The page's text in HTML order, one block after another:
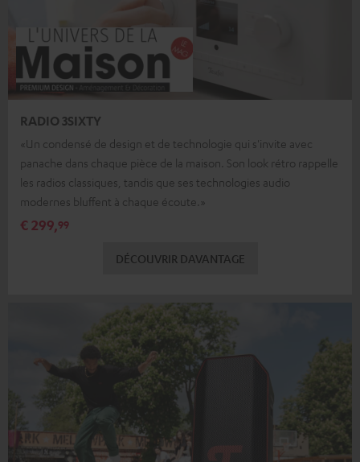
RADIO 3SIXTY
«Un condensé de design et de technologie qui s'invite avec
panache dans chaque pièce de la maison. Son look rétro rappelle
les radios classiques, tandis que ses technologies audio
modernes bluffent à chaque écoute.»
€ 299,99
DÉCOUVRIR DAVANTAGE